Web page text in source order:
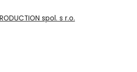
spol. s r.o.